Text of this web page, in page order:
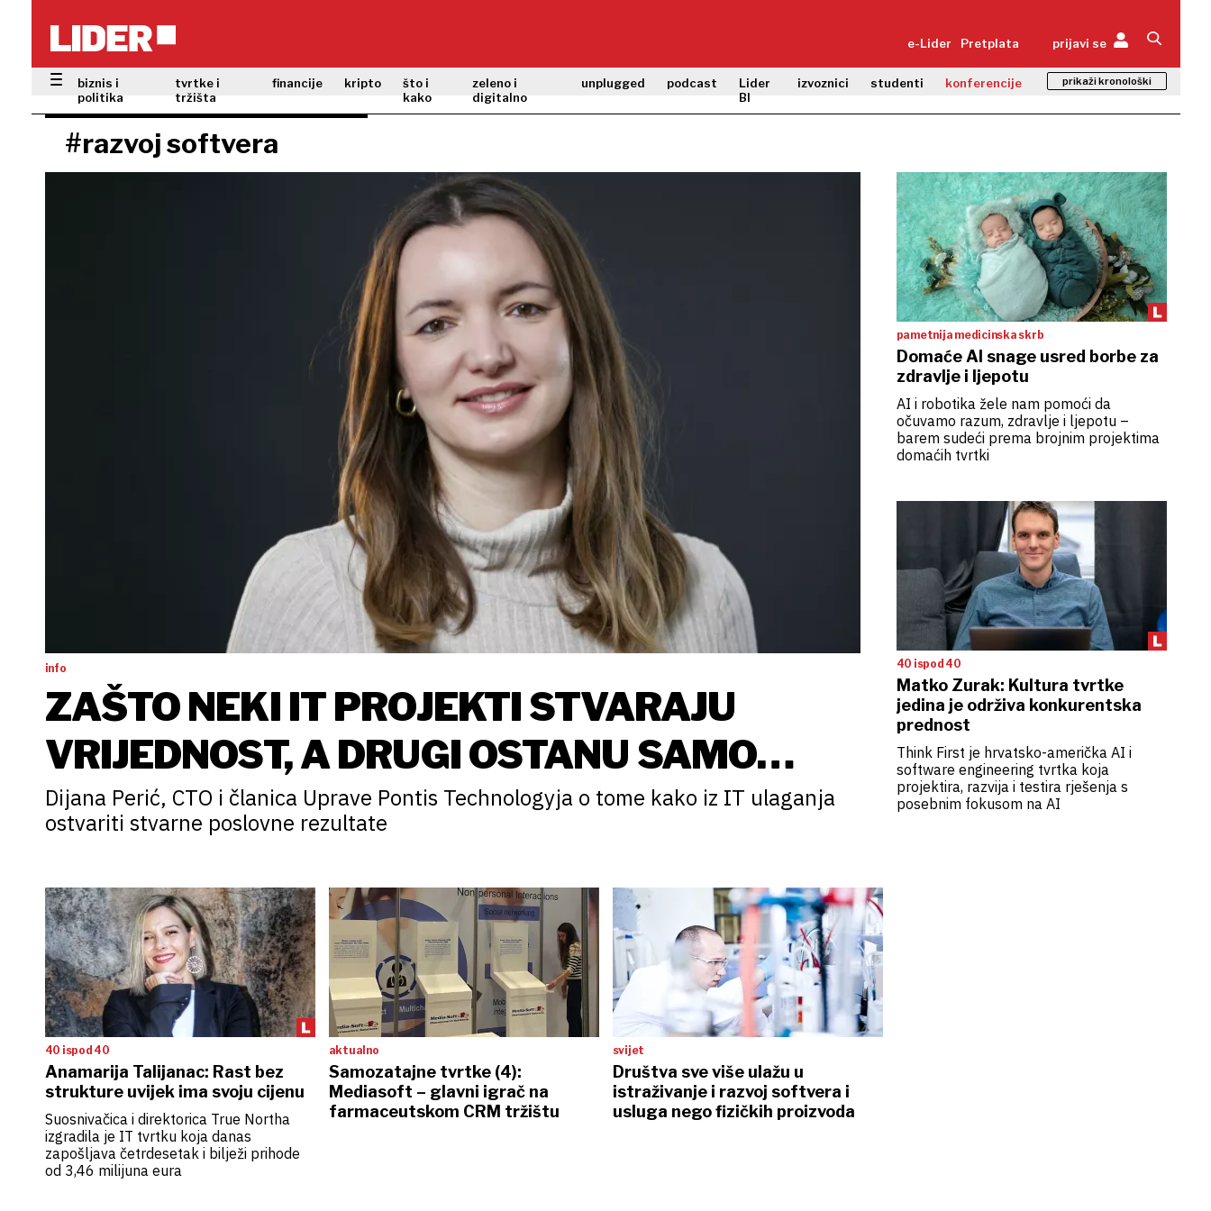
e-Lider Pretplata prijavi se
biznis i
politika
tvrtke i
tržišta
financije kripto
što i
kako
zeleno i
digitalno
unplugged podcast
Lider
BI
izvoznici studenti konferencije prikaži kronološki
#razvoj softvera
info
ZAŠTO NEKI IT PROJEKTI STVARAJU
VRIJEDNOST, A DRUGI OSTANU SAMO
TROŠAK
Dijana Perić, CTO i članica Uprave Pontis Technologyja o tome kako iz IT ulaganja
ostvariti stvarne poslovne rezultate
pametnija medicinska skrb
Domaće AI snage usred borbe za
zdravlje i ljepotu
AI i robotika žele nam pomoći da
očuvamo razum, zdravlje i ljepotu –
barem sudeći prema brojnim projektima
domaćih tvrtki
40 ispod 40
Matko Zurak: Kultura tvrtke
jedina je održiva konkurentska
prednost
Think First je hrvatsko-američka AI i
software engineering tvrtka koja
projektira, razvija i testira rješenja s
posebnim fokusom na AI
40 ispod 40
Anamarija Talijanac: Rast bez
strukture uvijek ima svoju cijenu
Suosnivačica i direktorica True Northa
izgradila je IT tvrtku koja danas
zapošljava četrdesetak i bilježi prihode
od 3,46 milijuna eura
aktualno
Samozatajne tvrtke (4):
Mediasoft – glavni igrač na
farmaceutskom CRM tržištu
svijet
Društva sve više ulažu u
istraživanje i razvoj softvera i
usluga nego fizičkih proizvoda